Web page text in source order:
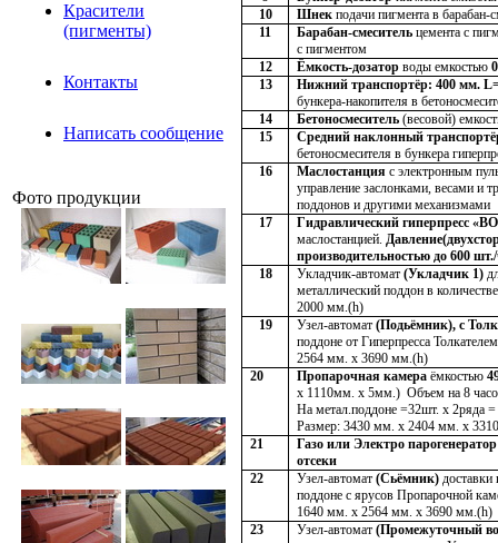
Красители
(пигменты)
Контакты
Написать сообщение
Фото продукции
10
Шнек подачи пигмента в барабан-
11
Барабан-смеситель цемента с
с пигментом
12
Ёмкость-дозатор воды емкостью
13
Нижний транспортёр: 400 мм.
бункера-накопителя в
14
Бетоносмеситель (весовой)
15
Средний наклонный
бетоносмесителя в бункера
16
Маслостанция с электронным
управление заслонками, весами и
поддонов и другими механизмами
17
Гидравлический гиперпресс
маслостанцией.
производительностью до 600
18
Укладчик-автомат(Укладчик 1)
металлический поддон в
2000 мм.(h)
19
Узел-автомат(Подьёмник), с
поддоне от Гиперпресса
2564 мм. х 3690 мм.(h)
20
Пропарочная камера ёмкостью
х 1110мм. х 5мм.) Объем на 8
На метал.поддоне =32шт. х 2ряда
Размер: 3430 мм. х 2404 мм. х
21
Газо или Электро парогенератор
отсеки
22
Узел-автомат(Сьёмник)
поддоне с ярусов Пропарочной
1640 мм. х 2564 мм. х 3690 мм.(h)
23
Узел-автомат(Промежуточный